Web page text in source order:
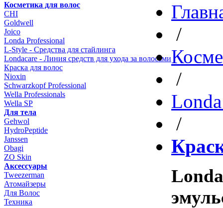
Косметика для волос
CHI
Goldwell
Joico
Londa Professional
L-Style - Средства для стайлинга
Londacare - Линия средств для ухода за волосами
Краска для волос
Nioxin
Schwarzkopf Professional
Wella Professionals
Wella SP
Для тела
Gehwol
HydroPeptide
Janssen
Obagi
ZO Skin
Aксессуары
Tweezerman
Атомайзеры
Для Волос
Техника
/
/
/